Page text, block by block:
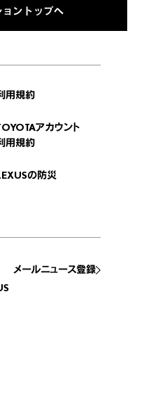
ョントップへ
用規約
アカウント
用規約
の防災
メールニュース登録